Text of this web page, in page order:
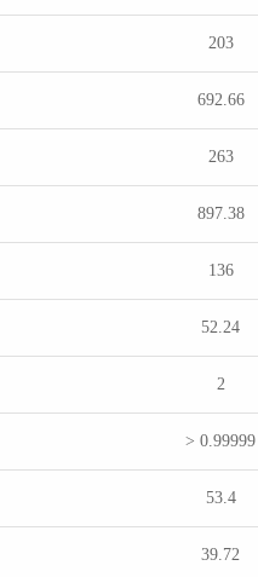
203
692.66
263
897.38
136
52.24
2
> 0.99999
53.4
39.72